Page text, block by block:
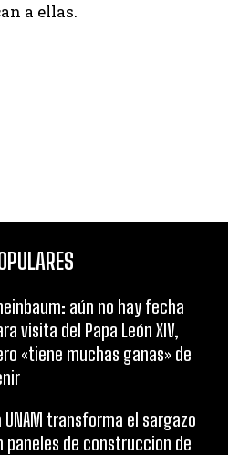
a ellas.
aún no hay fecha
visita del Papa León XIV,
«tiene muchas ganas» de
UNAM transforma el sargazo
paneles de construccion de